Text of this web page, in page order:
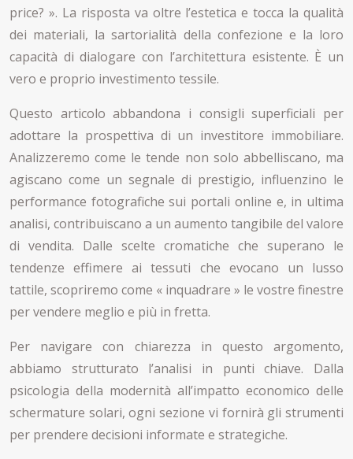
price? ». La risposta va oltre l’estetica e tocca la qualità
dei materiali, la sartorialità della confezione e la loro
capacità di dialogare con l’architettura esistente. È un
vero e proprio investimento tessile.
Questo articolo abbandona i consigli superficiali per
adottare la prospettiva di un investitore immobiliare.
Analizzeremo come le tende non solo abbelliscano, ma
agiscano come un segnale di prestigio, influenzino le
performance fotografiche sui portali online e, in ultima
analisi, contribuiscano a un aumento tangibile del valore
di vendita. Dalle scelte cromatiche che superano le
tendenze effimere ai tessuti che evocano un lusso
tattile, scopriremo come « inquadrare » le vostre finestre
per vendere meglio e più in fretta.
Per navigare con chiarezza in questo argomento,
abbiamo strutturato l’analisi in punti chiave. Dalla
psicologia della modernità all’impatto economico delle
schermature solari, ogni sezione vi fornirà gli strumenti
per prendere decisioni informate e strategiche.